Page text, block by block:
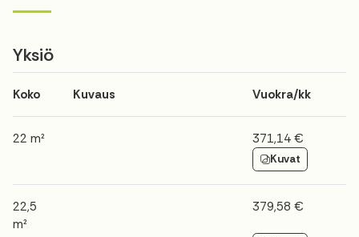
Yksiö
Koko Kuvaus Vuokra/kk
22 m² 371,14 €
Kuvat
22,5
m²
379,58 €